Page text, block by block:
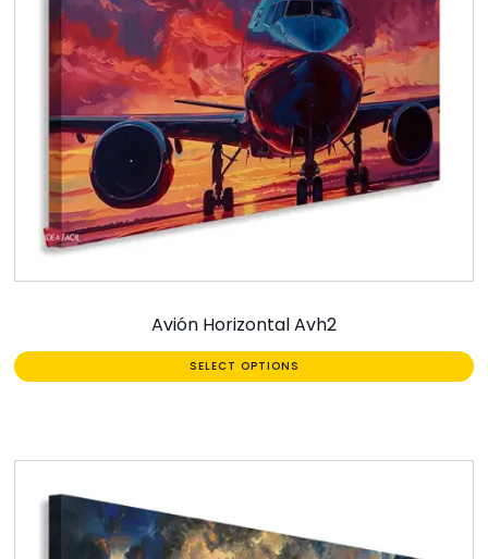
Avión Horizontal Avh2
SELECT OPTIONS